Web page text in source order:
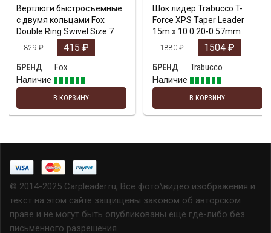
Вертлюги быстросъемные
с двумя кольцами Fox
Double Ring Swivel Size 7
829₽ 415 ₽
БРЕНД
Fox
Наличие
В КОРЗИНУ
Шок лидер Trabucco T-
Force XPS Taper Leader
15m x 10 0.20-0.57mm
1880₽ 1504 ₽
БРЕНД
Trabucco
Наличие
В КОРЗИНУ
© 2014-2025 Carpleader.ru, Все фото\видео изображения и
текст на этом сайте защищены законом об авторском
праве и не могут быть опубликованы ещё где-либо без
письменного разрешения.